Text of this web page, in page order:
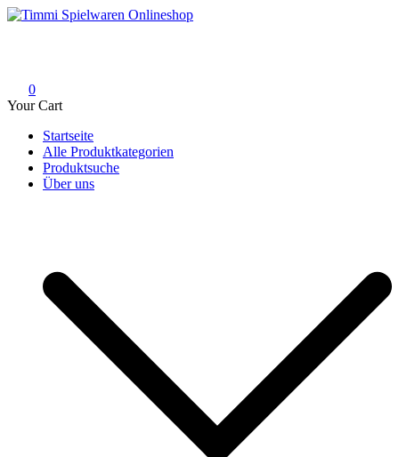
Skip
0
Your Cart
Startseite
Alle Produktkategorien
Produktsuche
Über uns